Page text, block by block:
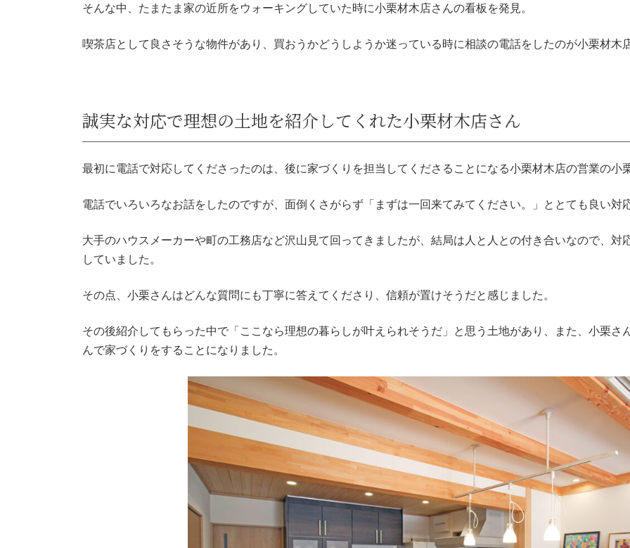
そんな中、たまたま家の近所をウォーキングしていた時に小栗材木店さんの看板を発見。
喫茶店として良さそうな物件があり、買おうかどうしようか迷っている時に相談の電話をしたのが小栗材木
誠実な対応で理想の土地を紹介してくれた小栗材木店さん
最初に電話で対応してくださったのは、後に家づくりを担当してくださることになる小栗材木店の営業の小
電話でいろいろなお話をしたのですが、面倒くさがらず「まずは一回来てみてください。」ととても良い対
大手のハウスメーカーや町の工務店など沢山見て回ってきましたが、結局は人と人との付き合いなので、
していました。
その点、小栗さんはどんな質問にも丁寧に答えてくださり、信頼が置けそうだと感じました。
その後紹介してもらった中で「ここなら理想の暮らしが叶えられそうだ」と思う土地があり、また、小栗
んで家づくりをすることになりました。